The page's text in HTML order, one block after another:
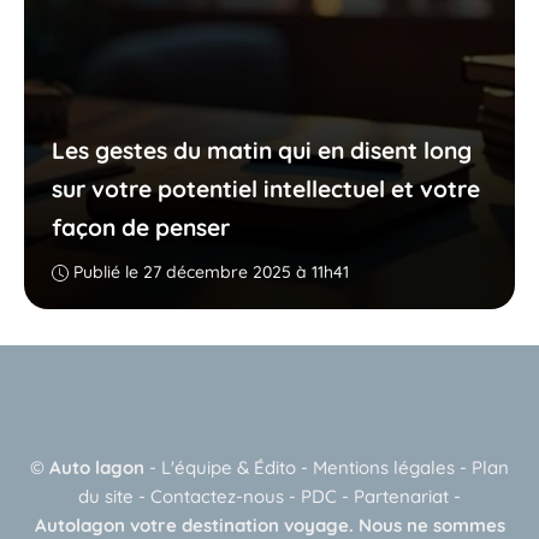
Les gestes du matin qui en disent long
sur votre potentiel intellectuel et votre
façon de penser
Publié le 27 décembre 2025 à 11h41
© Auto lagon - L'équipe & Édito - Mentions légales - Plan
du site - Contactez-nous - PDC - Partenariat -
Autolagon votre destination voyage. Nous ne sommes